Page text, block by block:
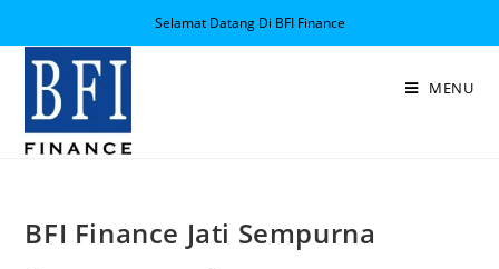
Selamat Datang Di BFI Finance
MENU
BFI Finance Jati Sempurna